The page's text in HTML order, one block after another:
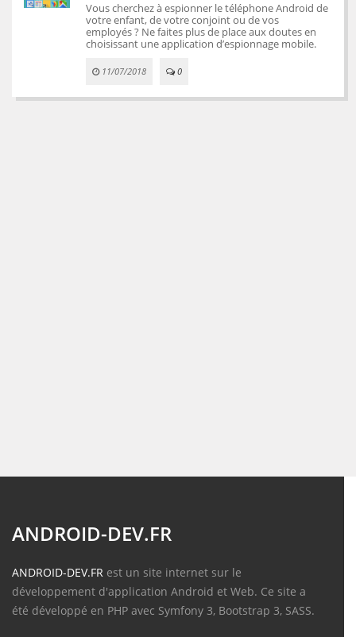
Vous cherchez à espionner le téléphone Android de
votre enfant, de votre conjoint ou de vos
employés ? Ne faites plus de place aux doutes en
choisissant une application d’espionnage mobile.
11/07/2018 0
ANDROID-DEV.FR
ANDROID-DEV.FR est un site internet sur le
développement d'application Android et Web. Ce site a
été développé en PHP avec Symfony 3, Bootstrap 3, SASS.